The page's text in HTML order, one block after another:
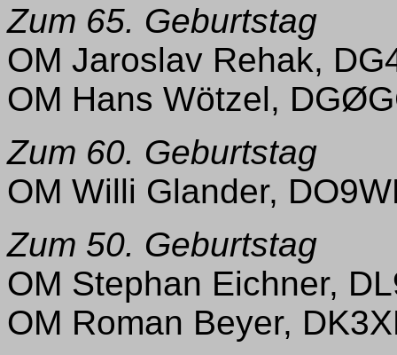
Zum 65. Geburtstag
OM Jaroslav Rehak,
OM Hans Wötzel,
Zum 60. Geburtstag
OM Willi Glander,
Zum 50. Geburtstag
OM Stephan Eichner,
OM Roman Beyer,